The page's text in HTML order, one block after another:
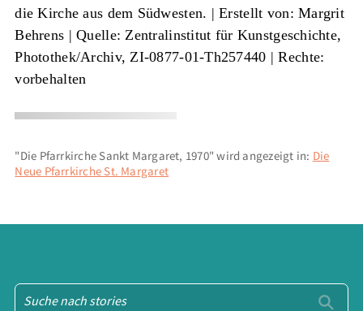
die Kirche aus dem Südwesten. |Erstellt von: Margrit
Behrens |Quelle: Zentralinstitut für Kunstgeschichte,
Photothek/Archiv, ZI-0877-01-Th257440 | Rechte:
vorbehalten
"Die Pfarrkirche Sankt Margaret, 1970" wird angezeigt in: Die
Neue Pfarrkirche St. Margaret